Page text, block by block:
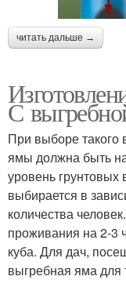
читать дальше →
С
При выборе такого
ямы должна быть
уровень
выбирается в
количества
проживания на 2-3
куба. Для дач,
выгребная яма для